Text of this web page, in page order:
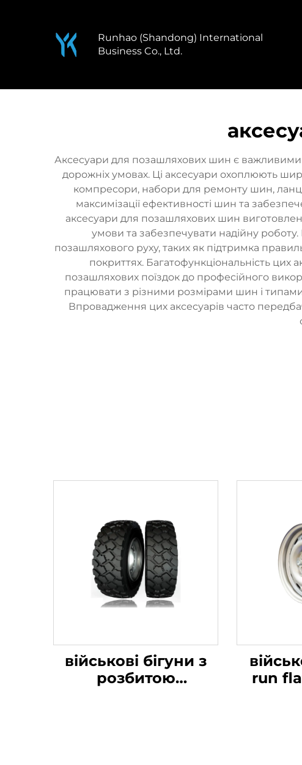
Runhao (Shandong) International
Business Co., Ltd.
Аксесуари для позашляхових шин є важливими
дорожніх умовах. Ці аксесуари охоплюють
компресори, набори для ремонту шин,
максимізації ефективності шин та
аксесуари для позашляхових шин
умови та забезпечувати надійну
позашляхового руху, таких як підтримка
покриттях. Багатофункціональність цих
позашляхових поїздок до професійного
працювати з різними розмірами шин і типами
Впровадження цих аксесуарів часто
військові бігуни з
розбитою
run